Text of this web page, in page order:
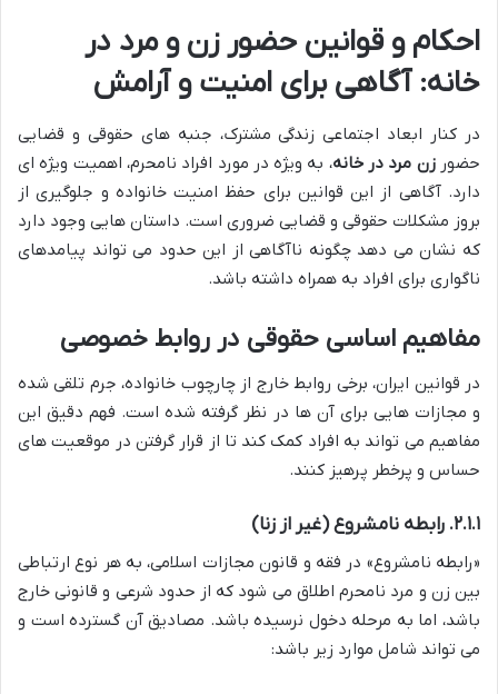
احکام و قوانین حضور زن و مرد در
خانه: آگاهی برای امنیت و آرامش
در کنار ابعاد اجتماعی زندگی مشترک، جنبه های حقوقی و قضایی
حضورزن مرد در خانه، به ویژه در مورد افراد نامحرم، اهمیت ویژه ای
دارد. آگاهی از این قوانین برای حفظ امنیت خانواده و جلوگیری از
بروز مشکلات حقوقی و قضایی ضروری است. داستان هایی وجود دارد
که نشان می دهد چگونه ناآگاهی از این حدود می تواند پیامدهای
ناگواری برای افراد به همراه داشته باشد.
مفاهیم اساسی حقوقی در روابط خصوصی
در قوانین ایران، برخی روابط خارج از چارچوب خانواده، جرم تلقی شده
و مجازات هایی برای آن ها در نظر گرفته شده است. فهم دقیق این
مفاهیم می تواند به افراد کمک کند تا از قرار گرفتن در موقعیت های
حساس و پرخطر پرهیز کنند.
۲.۱.۱. رابطه نامشروع (غیر از زنا)
«رابطه نامشروع» در فقه و قانون مجازات اسلامی، به هر نوع ارتباطی
بین زن و مرد نامحرم اطلاق می شود که از حدود شرعی و قانونی خارج
باشد، اما به مرحله دخول نرسیده باشد. مصادیق آن گسترده است و
می تواند شامل موارد زیر باشد: